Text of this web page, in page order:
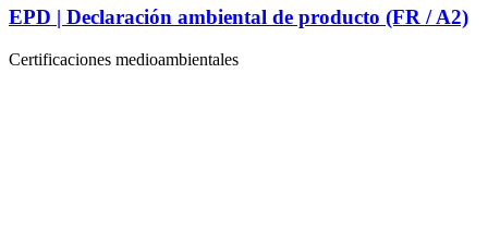
EPD | Declaración ambiental de producto (FR / A2)
Certificaciones medioambientales